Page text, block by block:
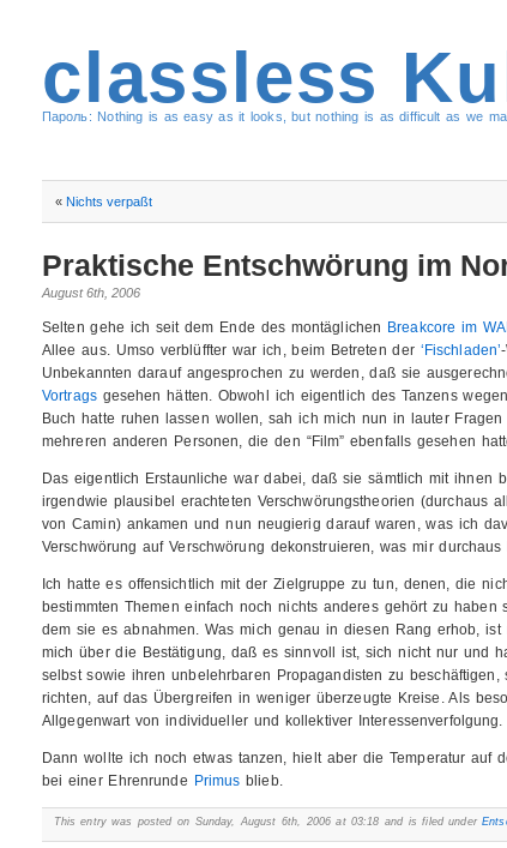
classless
Пароль: Nothing is as easy as it looks, but nothing is as difficult as we
« Nichts verpaßt
Praktische Entschwörung im
August 6th, 2006
Selten gehe ich seit dem Ende des montäglichen Breakcore im
Allee aus. Umso verblüffter war ich, beim Betreten der ‘Fischladen’
Unbekannten darauf angesprochen zu werden, daß sie
Vortragsgesehen hätten. Obwohl ich eigentlich des Tanzens
Buch hatte ruhen lassen wollen, sah ich mich nun in lauter
mehreren anderen Personen, die den “Film” ebenfalls gesehen
Das eigentlich Erstaunliche war dabei, daß sie sämtlich mit ihnen
irgendwie plausibel erachteten Verschwörungstheorien (durchaus
von Camin) ankamen und nun neugierig darauf waren, was ich
Verschwörung auf Verschwörung dekonstruieren, was mir
Ich hatte es offensichtlich mit der Zielgruppe zu tun, denen, die
bestimmten Themen einfach noch nichts anderes gehört zu
dem sie es abnahmen. Was mich genau in diesen Rang erhob,
mich über die Bestätigung, daß es sinnvoll ist, sich nicht nur und
selbst sowie ihren unbelehrbaren Propagandisten zu
richten, auf das Übergreifen in weniger überzeugte Kreise. Als
Allgegenwart von individueller und kollektiver Interessenverfolgung.
Dann wollte ich noch etwas tanzen, hielt aber die Temperatur auf
bei einer Ehrenrunde Primus blieb.
This entry was posted on Sunday, August 6th, 2006 at 03:18 and is filed under